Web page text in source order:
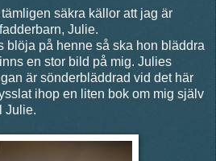
säkra källor att jag är
Julie.
blöja på henne så ska hon bläddra
en stor bild på mig. Julies
är sönderbläddrad vid det här
ihop en liten bok om mig själv
Julie.